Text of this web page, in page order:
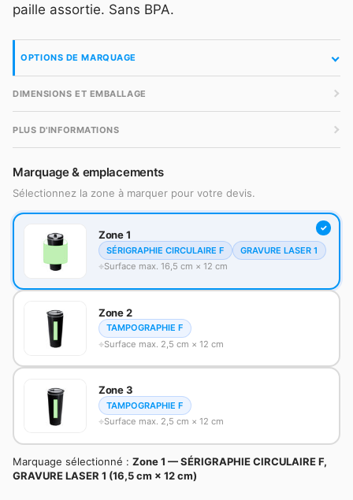
paille assortie. Sans BPA.
OPTIONS DE MARQUAGE
DIMENSIONS ET EMBALLAGE
PLUS D'INFORMATIONS
Marquage & emplacements
Sélectionnez la zone à marquer pour votre devis.
Zone 1
SÉRIGRAPHIE CIRCULAIRE F
GRAVURE LASER 1
Surface max. 16,5 cm × 12 cm
Zone 2
TAMPOGRAPHIE F
Surface max. 2,5 cm × 12 cm
Zone 3
TAMPOGRAPHIE F
Surface max. 2,5 cm × 12 cm
Marquage sélectionné : Zone 1 — SÉRIGRAPHIE CIRCULAIRE F,
GRAVURE LASER 1 (16,5 cm × 12 cm)